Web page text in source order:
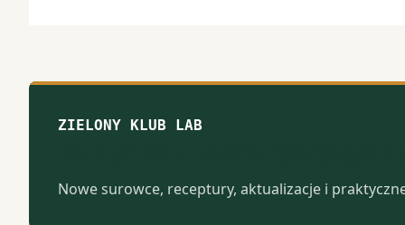
ZIELONY KLUB LAB
Nowe surowce, receptury, aktualizacje i